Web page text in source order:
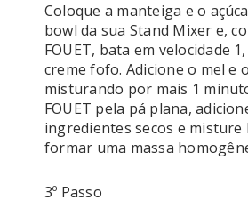
Coloque a manteiga e o
bowl da sua Stand Mixer e,
FOUET, bata em velocidade
creme fofo. Adicione o mel e
misturando por mais 1
FOUET pela pá plana,
ingredientes secos e misture
formar uma massa
3º Passo